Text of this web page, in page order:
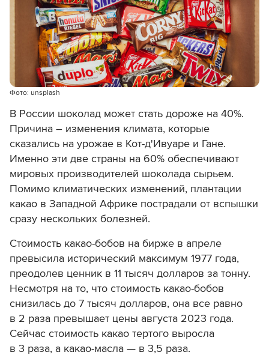
Фото: unsplash
В России шоколад может стать дороже на 40%.
Причина – изменения климата, которые
сказались на урожае в Кот-д'Ивуаре и Гане.
Именно эти две страны на 60% обеспечивают
мировых производителей шоколада сырьем.
Помимо климатических изменений, плантации
какао в Западной Африке пострадали от вспышки
сразу нескольких болезней.
Стоимость какао-бобов на бирже в апреле
превысила исторический максимум 1977 года,
преодолев ценник в 11 тысяч долларов за тонну.
Несмотря на то, что стоимость какао-бобов
снизилась до 7 тысяч долларов, она все равно
в 2 раза превышает цены августа 2023 года.
Сейчас стоимость какао тертого выросла
в 3 раза, а какао-масла — в 3,5 раза.